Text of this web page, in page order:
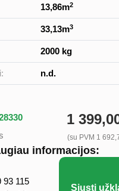
13,86m2
33,13m3
2000 kg
n.d.
1
(su PVM 1
informacijos:
93 115
Siųsti